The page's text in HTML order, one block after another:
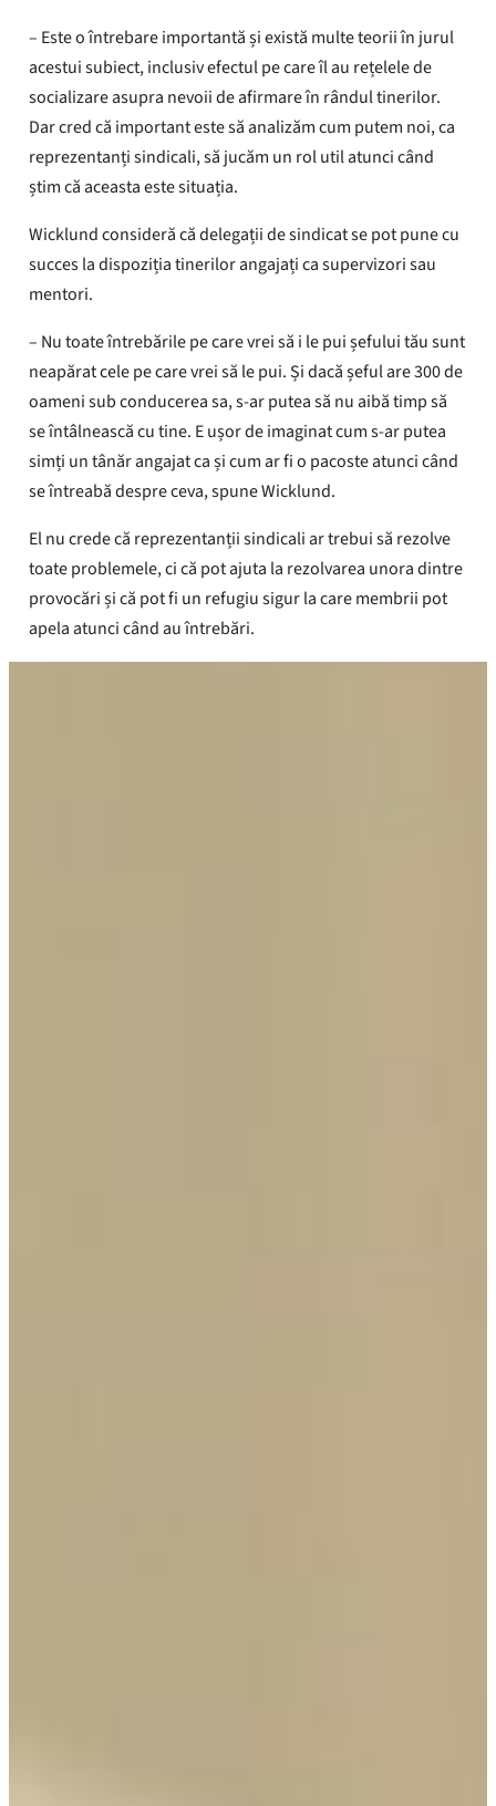
– Este o întrebare importantă și există multe teorii în jurul
acestui subiect, inclusiv efectul pe care îl au rețelele de
socializare asupra nevoii de afirmare în rândul tinerilor.
Dar cred că important este să analizăm cum putem noi, ca
reprezentanți sindicali, să jucăm un rol util atunci când
știm că aceasta este situația.
Wicklund consideră că delegații de sindicat se pot pune cu
succes la dispoziția tinerilor angajați ca supervizori sau
mentori.
– Nu toate întrebările pe care vrei să i le pui șefului tău sunt
neapărat cele pe care vrei să le pui. Și dacă șeful are 300 de
oameni sub conducerea sa, s-ar putea să nu aibă timp să
se întâlnească cu tine. E ușor de imaginat cum s-ar putea
simți un tânăr angajat ca și cum ar fi o pacoste atunci când
se întreabă despre ceva, spune Wicklund.
El nu crede că reprezentanții sindicali ar trebui să rezolve
toate problemele, ci că pot ajuta la rezolvarea unora dintre
provocări și că pot fi un refugiu sigur la care membrii pot
apela atunci când au întrebări.